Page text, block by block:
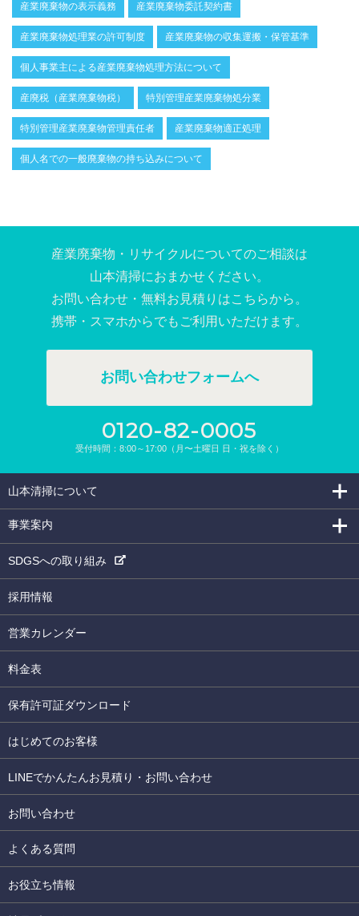
産業廃棄物の表示義務 産業廃棄物委託契約書
産業廃棄物処理業の許可制度 産業廃棄物の収集運搬・保管基準
個人事業主による産業廃棄物処理方法について
産廃税（産業廃棄物税） 特別管理産業廃棄物処分業
特別管理産業廃棄物管理責任者 産業廃棄物適正処理
個人名での一般廃棄物の持ち込みについて
産業廃棄物・リサイクルについてのご相談は
⼭本清掃におまかせください。
お問い合わせ・無料お⾒積りはこちらから。
携帯・スマホからでもご利⽤いただけます。
お問い合わせフォームへ
0120-82-0005
受付時間：8:00～17:00（月〜土曜日 日・祝を除く）
山本清掃について
事業案内
SDGSへの取り組み
採用情報
営業カレンダー
料金表
保有許可証ダウンロード
はじめてのお客様
LINEでかんたんお見積り・お問い合わせ
お問い合わせ
よくある質問
お役立ち情報